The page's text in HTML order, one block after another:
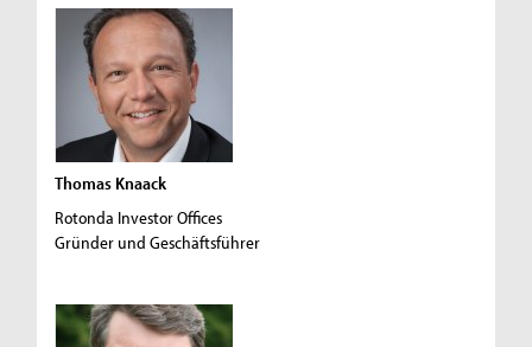
Thomas Knaack
Rotonda Investor Offices
Gründer und Geschäftsführer